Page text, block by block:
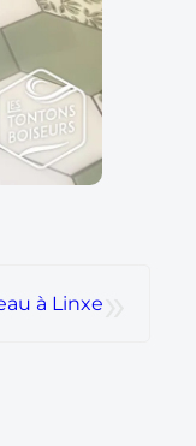
à Linxe